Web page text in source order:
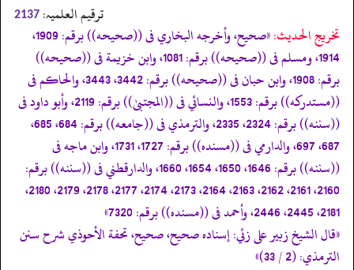
ترقیم العلمیہ: 2137
تخریج الحدیث:
«صحيح، وأخرجه البخاري فى ((صحيحه)) برقم: 1909،
1914، ومسلم فى ((صحيحه)) برقم: 1081، وابن خزيمة فى ((صحيحه))
برقم: 1908، وابن حبان فى ((صحيحه)) برقم: 3442، 3443، والحاكم فى
((مستدركه)) برقم: 1553، والنسائي فى ((المجتبیٰ)) برقم: 2119، وأبو داود فى
((سننه)) برقم: 2324، 2335، والترمذي فى ((جامعه)) برقم: 684، 685،
687، 697، والدارمي فى ((مسنده)) برقم: 1727، 1731، وابن ماجه فى
((سننه)) برقم: 1646، 1650، 1654، 1660، والدارقطني فى ((سننه)) برقم:
2160، 2161، 2162، 2163، 2164، 2173، 2174، 2177، 2178، 2179، 2180،
2181، 2445، 2446، وأحمد فى ((مسنده)) برقم: 7320»
«قال الشيخ زبير على زئي: إسناده صحيح، صحيح، تحفة الأحوذي شرح سنن
الترمذي: (2 / 33)»